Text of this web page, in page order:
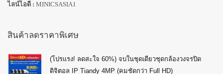
ไลน์ไอดี : MINICSASIA1
สินค้าลดราคาพิเศษ
(โปรแรง! ลดสะใจ 60%) จบในชุดเดียวชุดกล้องวงจรปิด
ดิจิตอล IP Tiandy 4MP (คมชัดกว่า Full HD)